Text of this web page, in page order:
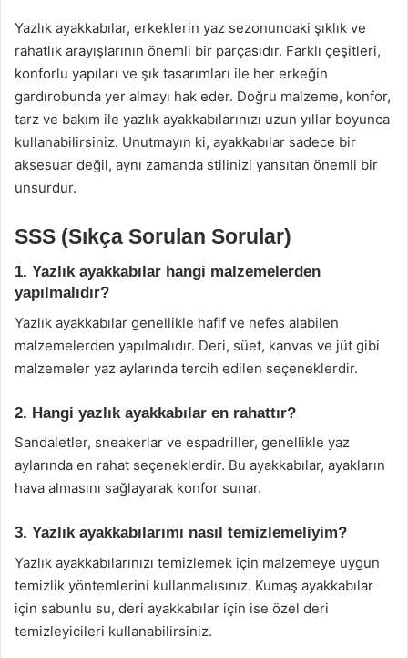
Yazlık ayakkabılar, erkeklerin yaz sezonundaki şıklık ve
rahatlık arayışlarının önemli bir parçasıdır. Farklı çeşitleri,
konforlu yapıları ve şık tasarımları ile her erkeğin
gardırobunda yer almayı hak eder. Doğru malzeme, konfor,
tarz ve bakım ile yazlık ayakkabılarınızı uzun yıllar boyunca
kullanabilirsiniz. Unutmayın ki, ayakkabılar sadece bir
aksesuar değil, aynı zamanda stilinizi yansıtan önemli bir
unsurdur.
SSS (Sıkça Sorulan Sorular)
1. Yazlık ayakkabılar hangi malzemelerden
yapılmalıdır?
Yazlık ayakkabılar genellikle hafif ve nefes alabilen
malzemelerden yapılmalıdır. Deri, süet, kanvas ve jüt gibi
malzemeler yaz aylarında tercih edilen seçeneklerdir.
2. Hangi yazlık ayakkabılar en rahattır?
Sandaletler, sneakerlar ve espadriller, genellikle yaz
aylarında en rahat seçeneklerdir. Bu ayakkabılar, ayakların
hava almasını sağlayarak konfor sunar.
3. Yazlık ayakkabılarımı nasıl temizlemeliyim?
Yazlık ayakkabılarınızı temizlemek için malzemeye uygun
temizlik yöntemlerini kullanmalısınız. Kumaş ayakkabılar
için sabunlu su, deri ayakkabılar için ise özel deri
temizleyicileri kullanabilirsiniz.